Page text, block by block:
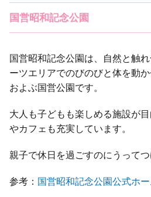
国営昭和記念公園
国営昭和記念公園は、自然と触
ーツエリアでのびのびと体を動
およぶ国営公園です。
大人も子どもも楽しめる施設が
やカフェも充実しています。
親子で休日を過ごすのにうってつ
参考： 国営昭和記念公園公式ホ